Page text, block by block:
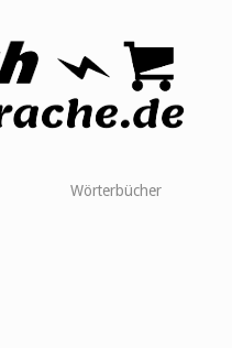
Wörterbücher